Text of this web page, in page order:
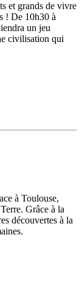
et grands de vivre
! De 10h30 à
un jeu
civilisation qui
à Toulouse,
Grâce à la
découvertes à la